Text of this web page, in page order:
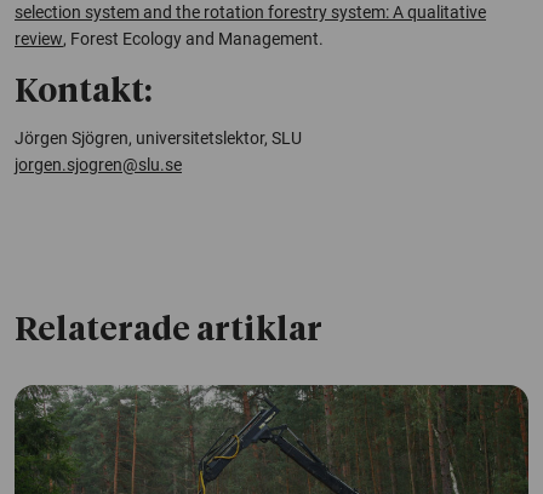
selection system and the rotation forestry system: A qualitative
review, Forest Ecology and Management.
Kontakt:
Jörgen Sjögren, universitetslektor, SLU
jorgen.sjogren@slu.se
Relaterade artiklar